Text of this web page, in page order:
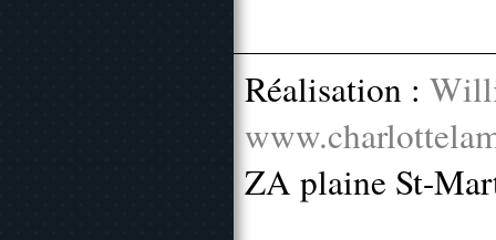
Réalisation :
ZA plaine St-